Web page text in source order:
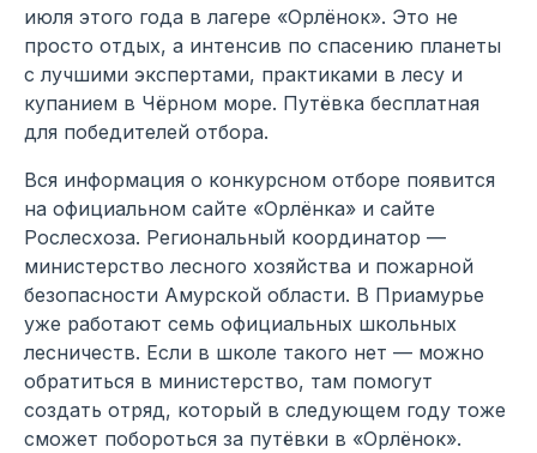
июля этого года в лагере «Орлёнок». Это не
просто отдых, а интенсив по спасению планеты
с лучшими экспертами, практиками в лесу и
купанием в Чёрном море. Путёвка бесплатная
для победителей отбора.
Вся информация о конкурсном отборе появится
на официальном сайте «Орлёнка» и сайте
Рослесхоза. Региональный координатор —
министерство лесного хозяйства и пожарной
безопасности Амурской области. В Приамурье
уже работают семь официальных школьных
лесничеств. Если в школе такого нет — можно
обратиться в министерство, там помогут
создать отряд, который в следующем году тоже
сможет побороться за путёвки в «Орлёнок».